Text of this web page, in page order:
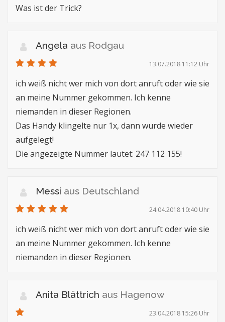
Was ist der Trick?
Angela aus Rodgau
13.07.2018 11:12 Uhr
ich weiß nicht wer mich von dort anruft oder wie sie
an meine Nummer gekommen. Ich kenne
niemanden in dieser Regionen.
Das Handy klingelte nur 1x, dann wurde wieder
aufgelegt!
Die angezeigte Nummer lautet: 247 112 155!
Messi aus Deutschland
24.04.2018 10:40 Uhr
ich weiß nicht wer mich von dort anruft oder wie sie
an meine Nummer gekommen. Ich kenne
niemanden in dieser Regionen.
Anita Blättrich aus Hagenow
23.04.2018 15:26 Uhr